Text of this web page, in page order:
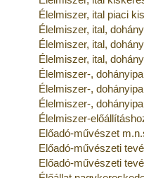
Élelmiszer, ital piaci
Élelmiszer, ital,
Élelmiszer, ital,
Élelmiszer, ital,
Élelmiszer-,
Élelmiszer-,
Élelmiszer-,
Élelmiszer-
Előadó-művészet
Előadó-művészeti
Előadó-művészeti